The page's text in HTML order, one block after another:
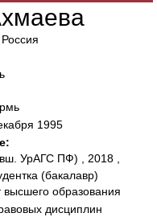
Россия
1995
УрАГС ПФ) , 2018 ,
(бакалавр)
высшего образования
дисциплин